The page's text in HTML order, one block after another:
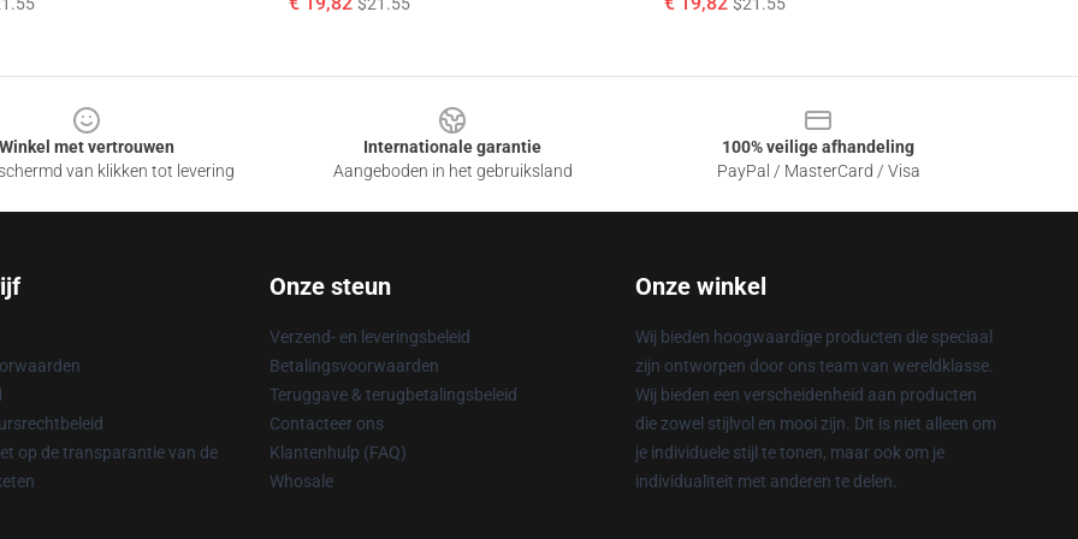
Winkel met vertrouwen
van klikken tot levering
Internationale garantie
Aangeboden in het gebruiksland
100% veilige afhandeling
PayPal / MasterCard / Visa
op de transparantie van de
Onze steun
Verzend- en leveringsbeleid
Betalingsvoorwaarden
Teruggave & terugbetalingsbeleid
Contacteer ons
Klantenhulp (FAQ)
Whosale
Onze winkel
Wij bieden hoogwaardige producten die speciaal
zijn ontworpen door ons team van wereldklasse.
Wij bieden een verscheidenheid aan producten
die zowel stijlvol en mooi zijn. Dit is niet alleen om
je individuele stijl te tonen, maar ook om je
individualiteit met anderen te delen.